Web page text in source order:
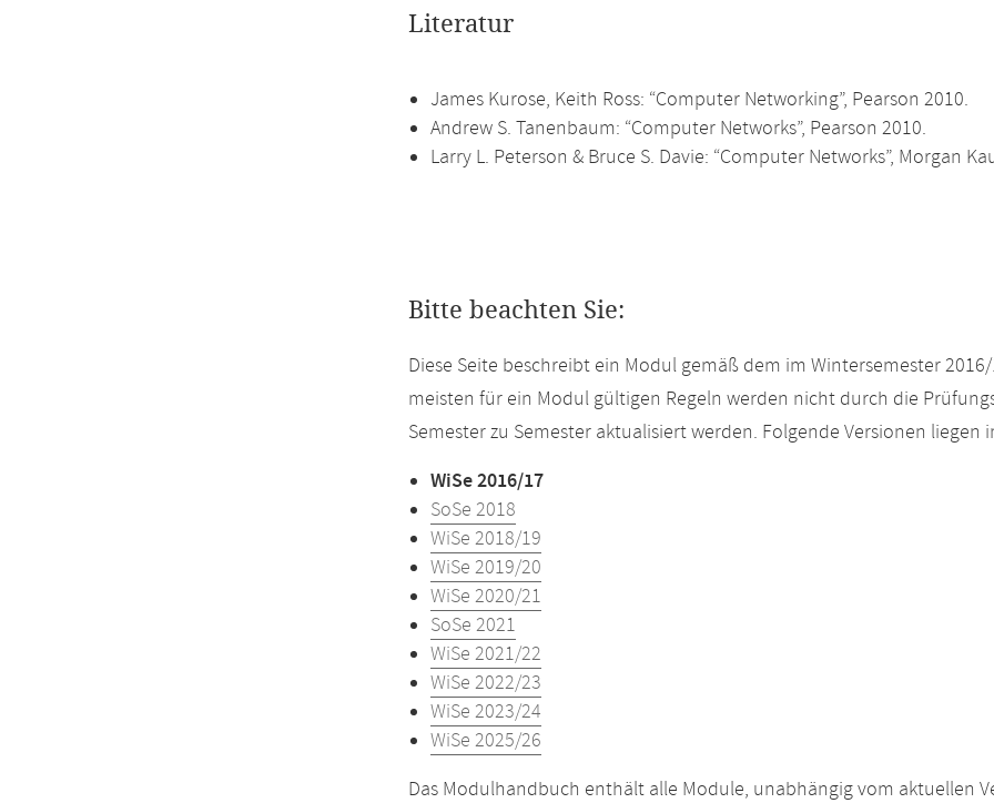
Literatur
James Kurose, Keith Ross: “Computer Networking”, Pearson 2010.
Andrew S. Tanenbaum: “Computer Networks”, Pearson 2010.
Larry L. Peterson & Bruce S. Davie: “Computer Networks”, Morgan
Bitte beachten Sie:
Diese Seite beschreibt ein Modul gemäß dem im Wintersemester
meisten für ein Modul gültigen Regeln werden nicht durch die
Semester zu Semester aktualisiert werden. Folgende Versionen
WiSe 2016/17
SoSe 2018
WiSe 2018/19
WiSe 2019/20
WiSe 2020/21
SoSe 2021
WiSe 2021/22
WiSe 2022/23
WiSe 2023/24
WiSe 2025/26
Das Modulhandbuch enthält alle Module, unabhängig vom aktuellen